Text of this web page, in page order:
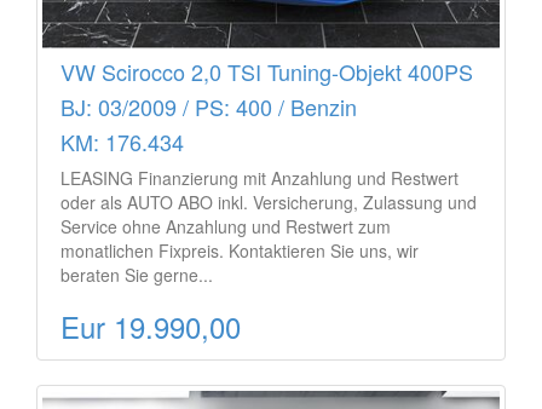
VW Scirocco 2,0 TSI Tuning-Objekt 400PS
BJ: 03/2009 / PS: 400 / Benzin
KM: 176.434
LEASING Finanzierung mit Anzahlung und Restwert
oder als AUTO ABO inkl. Versicherung, Zulassung und
Service ohne Anzahlung und Restwert zum
monatlichen Fixpreis. Kontaktieren Sie uns, wir
beraten Sie gerne...
Eur 19.990,00